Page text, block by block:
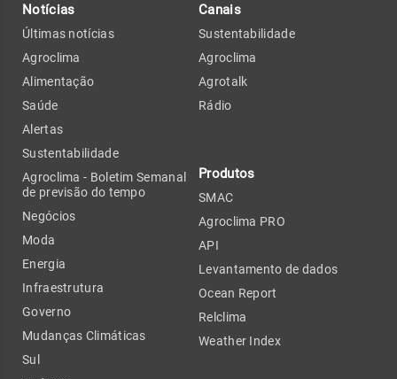
Notícias
Últimas notícias
Agroclima
Alimentação
Saúde
Alertas
Sustentabilidade
Agroclima - Boletim Semanal
de previsão do tempo
Negócios
Moda
Energia
Infraestrutura
Governo
Mudanças Climáticas
Sul
Canais
Sustentabilidade
Agroclima
Agrotalk
Rádio
Produtos
SMAC
Agroclima PRO
API
Levantamento de dados
Ocean Report
Relclima
Weather Index